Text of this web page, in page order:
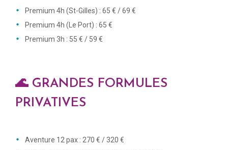
Premium 4h (St-Gilles) : 65 € / 69 €
Premium 4h (Le Port) : 65 €
Premium 3h : 55 € / 59 €
🌊 GRANDES FORMULES
PRIVATIVES
Aventure 12 pax : 270 € / 320 €